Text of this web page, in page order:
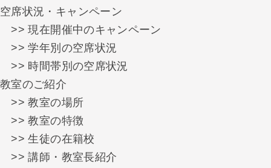
空席状況・キャンペーン
>> 現在開催中のキャンペーン
>> 学年別の空席状況
>> 時間帯別の空席状況
教室のご紹介
>> 教室の場所
>> 教室の特徴
>> 生徒の在籍校
>> 講師・教室長紹介